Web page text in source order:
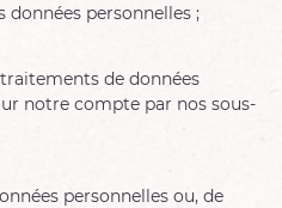
personnelles ;
de données
notre compte par nos sous-
personnelles ou, de